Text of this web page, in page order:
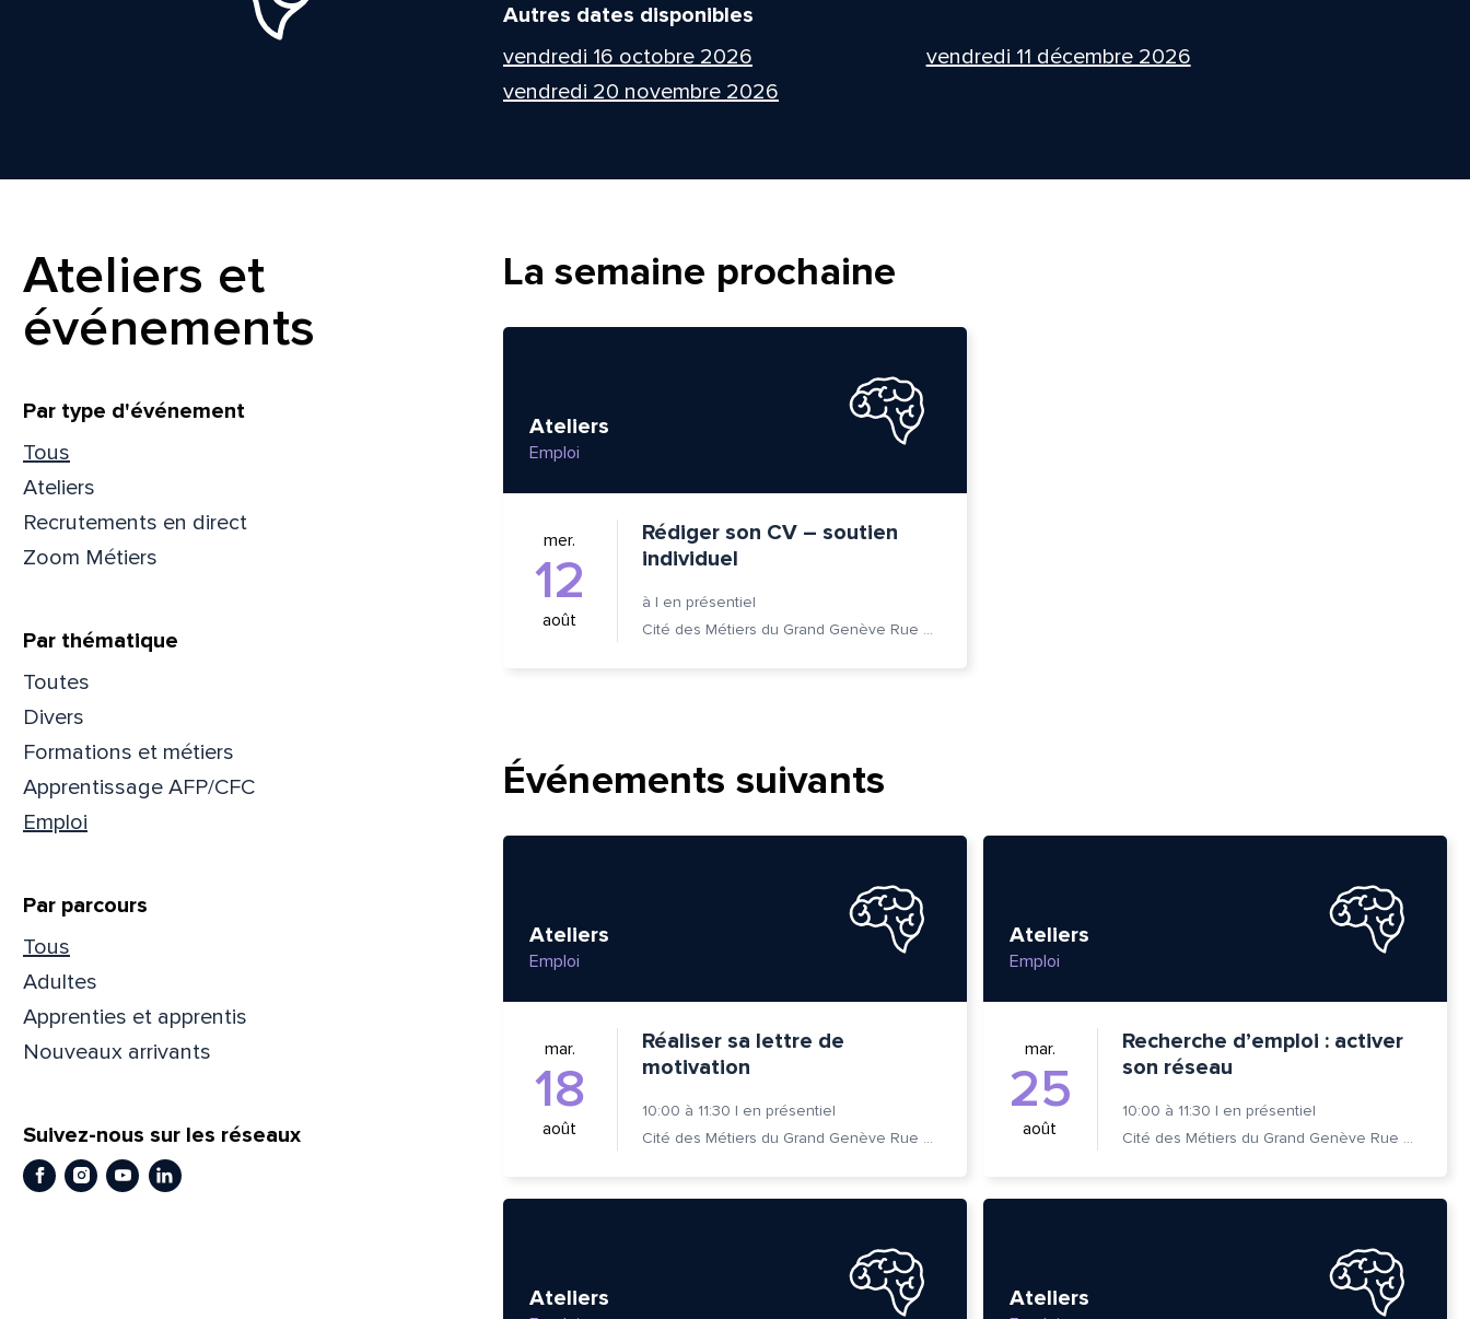
Autres dates disponibles
vendredi 16 octobre 2026
vendredi 20 novembre 2026
vendredi 11 décembre 2026
Ateliers et
événements
Filtrer
Par type d'événement
Tous
Ateliers
Recrutements en direct
Zoom Métiers
Par thématique
Toutes
Divers
Formations et métiers
Apprentissage AFP/CFC
Emploi
Par parcours
Tous
Adultes
Apprenties et apprentis
Nouveaux arrivants
Suivez-nous sur les réseaux
Facebook
Instagram
YoutubeLinkedIn
La semaine prochaine
Ateliers
Emploi
mer.
12
août
Rédiger son CV – soutien
individuel
à | en présentiel
Cité des Métiers du Grand Genève Rue Prévost-Martin 6 1205 Genève
Événements suivants
Ateliers
Emploi
mar.
18
août
Réaliser sa lettre de
motivation
10:00 à 11:30 | en présentiel
Cité des Métiers du Grand Genève Rue Prévost-Martin 6 1205 Genève
Ateliers
Emploi
mar.
25
août
Recherche d’emploi : activer
son réseau
10:00 à 11:30 | en présentiel
Cité des Métiers du Grand Genève Rue Prévost-Martin 6 1205 Genève
Ateliers Ateliers
page?